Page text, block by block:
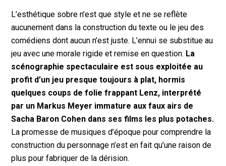
L’esthétique sobre n’est que style et ne se reflète
aucunement dans la construction du texte ou le jeu des
comédiens dont aucun n’est juste. L’ennui se substitue au
jeu avec une morale rigide et remise en question. La
scénographie spectaculaire est sous exploitée au
profit d’un jeu presque toujours à plat, hormis
quelques coups de folie frappant Lenz, interprété
par un Markus Meyer immature aux faux airs de
Sacha Baron Cohen dans ses films les plus potaches.
La promesse de musiques d’époque pour comprendre la
construction du personnage n’est en fait qu’une raison de
plus pour fabriquer de la dérision.